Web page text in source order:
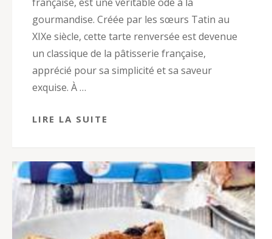
gourmandise. Créée par les sœurs Tatin au
XIXe siècle, cette tarte renversée est devenue
un classique de la pâtisserie française,
apprécié pour sa simplicité et sa saveur
exquise. À …
LIRE LA SUITE